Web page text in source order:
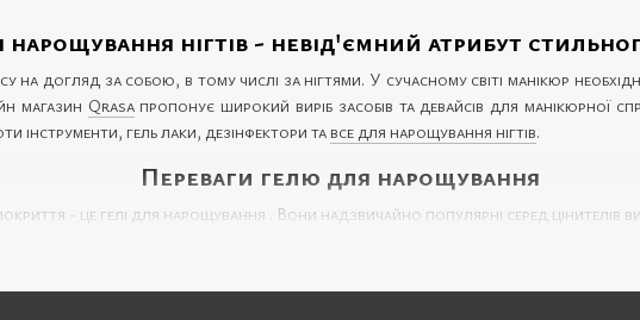
нарощування нігтів - невід'ємний атрибут
на догляд за собою, в тому числі за нігтями. У сучасному світі манікюр
магазин Qrasaпропонує широкий виріб засобів та девайсів для манікюрної
інструменти, гель лаки, дезінфектори та все для нарощування нігтів.
Переваги гелю для нарощування
- це гелі для нарощування . Вони надзвичайно популярні серед цінителів
який може триматися від двох до чотирьох тижнів без видимих змін або